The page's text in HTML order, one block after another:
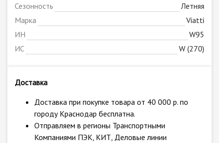
Сезонность
Летняя
Марка
Viatti
ИН
W95
ИС
W (270)
Доставка
Доставка при покупке товара от 40 000 р. по
городу Краснодар бесплатна.
Отправляем в регионы Транспортными
Компаниями ПЭК, КИТ, Деловые линии